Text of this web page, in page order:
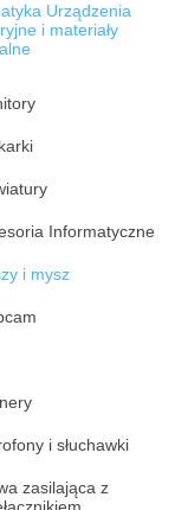
Urządzenia
i materiały
Informatyczne
i mysz
i słuchawki
zasilająca z